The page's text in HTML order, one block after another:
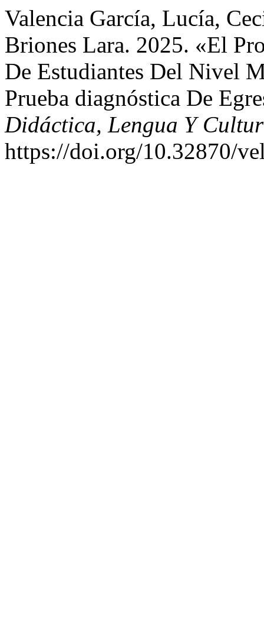
Valencia García, Lucía,
Briones Lara. 2025. «El
De Estudiantes Del Nivel
Prueba diagnóstica De
Didáctica, Lengua Y
https://doi.org/10.32870/